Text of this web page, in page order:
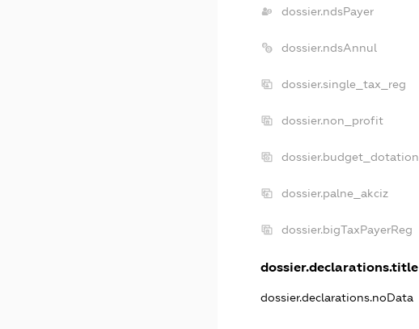
dossier.ndsPayer
dossier.ndsAnnul
dossier.single_tax_reg
dossier.non_profit
dossier.budget_dotation
dossier.palne_akciz
dossier.bigTaxPayerReg
dossier.declarations.title
dossier.declarations.noData